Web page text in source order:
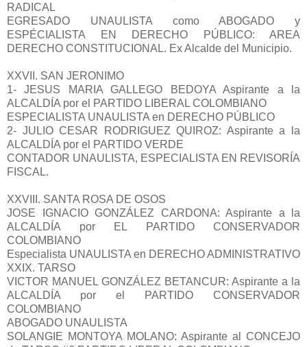
RADICAL
EGRESADO UNAULISTA como ABOGADO y
ESPÉCIALISTA EN DERECHO PÚBLICO: AREA
DERECHO CONSTITUCIONAL. Ex Alcalde del Municipio.
XXVII. SAN JERONIMO
1- JESUS MARIA GALLEGO BEDOYA Aspirante a la
ALCALDÍA por el PARTIDO LIBERAL COLOMBIANO
ESPECIALISTA UNAULISTA en DERECHO PÚBLICO
2- JULIO CESAR RODRIGUEZ QUIROZ: Aspirante a la
ALCALDÍA por el PARTIDO VERDE
CONTADOR UNAULISTA, ESPECIALISTA EN REVISORÍA
FISCAL.
XXVIII. SANTA ROSA DE OSOS
JOSE IGNACIO GONZÁLEZ CARDONA: Aspirante a la
ALCALDÍA por EL PARTIDO CONSERVADOR
COLOMBIANO
Especialista UNAULISTA en DERECHO ADMINISTRATIVO
XXIX. TARSO
VICTOR MANUEL GONZÁLEZ BETANCUR: Aspirante a la
ALCALDÍA por el PARTIDO CONSERVADOR
COLOMBIANO
ABOGADO UNAULISTA
SOLANGIE MONTOYA MOLANO: Aspirante al CONCEJO